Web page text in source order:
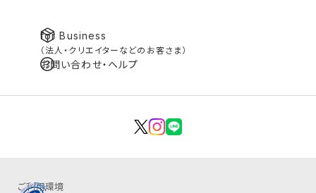
for Business
（法人・クリエイターなどのお客さま）
お問い合わせ・ヘルプ
ご利用環境